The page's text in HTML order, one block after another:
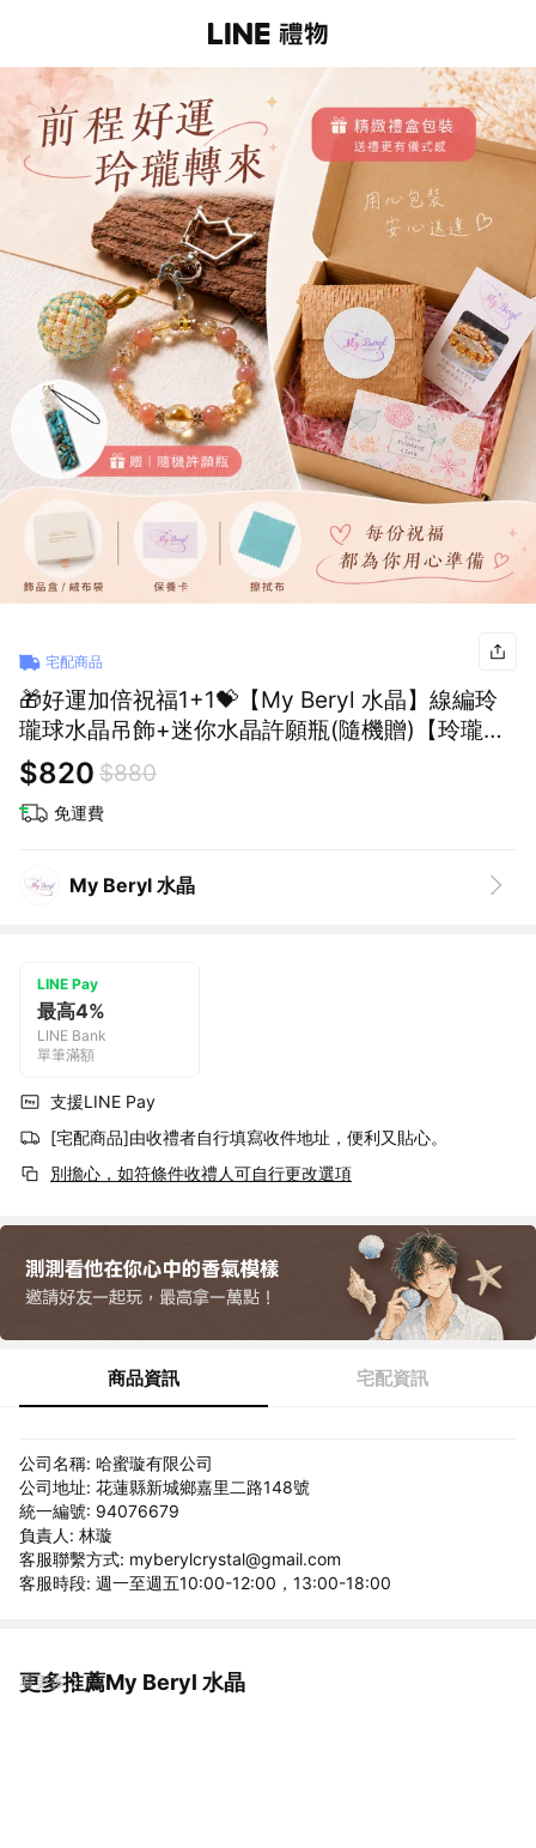
宅配商品
🎁好運加倍祝福1+1💝【My Beryl 水晶】線編玲
瓏球水晶吊飾+迷你水晶許願瓶(隨機贈)【玲瓏藏
運・好運隨行】 #招財能量 #開運吊飾 #隨身守護
#送禮推薦 #畢業禮物
$820 $880
免運費
My Beryl 水晶
LINE Pay
最高4%
LINE Bank
單筆滿額
支援LINE Pay
[宅配商品]由收禮者自行填寫收件地址，便利又貼心。
別擔心，如符條件收禮人可自行更改選項
商品資訊 宅配資訊
公司名稱: 哈蜜璇有限公司
公司地址: 花蓮縣新城鄉嘉里二路148號
統一編號: 94076679
負責人: 林璇
客服聯繫方式: myberylcrystal@gmail.com
客服時段: 週一至週五10:00-12:00，13:00-18:00
更多推薦My Beryl 水晶
看更多